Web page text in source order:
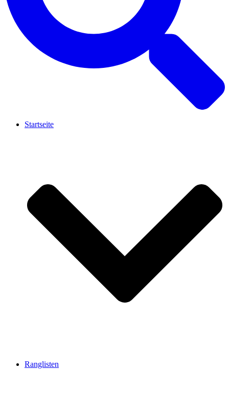
Startseite
Ranglisten